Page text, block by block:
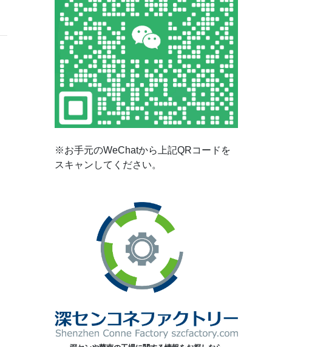
※お手元のWeChatから上記QRコードを
スキャンしてください。